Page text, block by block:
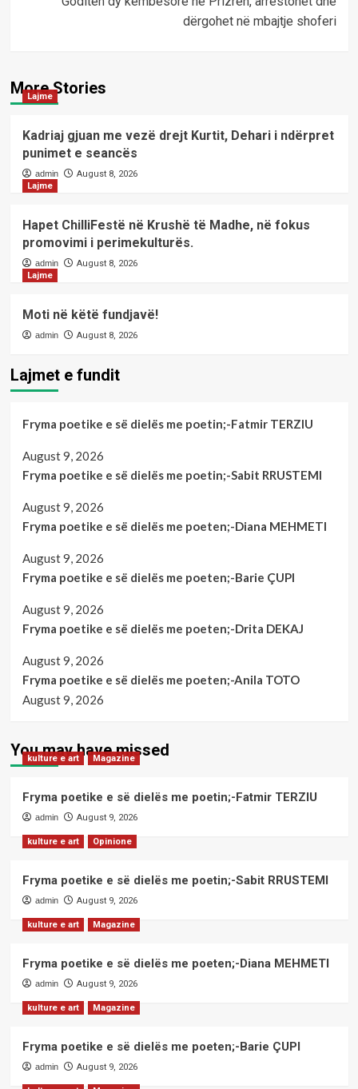
dërgohet në mbajtje shoferi
More Stories
Lajme
Kadriaj gjuan me vezë drejt Kurtit, Dehari i ndërpret
punimet e seancës
admin
August 8, 2026
Lajme
Hapet ChilliFestë në Krushë të Madhe, në fokus
promovimi i perimekulturës.
admin
August 8, 2026
Lajme
Moti në këtë fundjavë!
admin August 8, 2026
Lajmet e fundit
Fryma poetike e së dielës me poetin;-Fatmir TERZIU
August 9, 2026
Fryma poetike e së dielës me poetin;-Sabit RRUSTEMI
August 9, 2026
Fryma poetike e së dielës me poeten;-Diana MEHMETI
August 9, 2026
Fryma poetike e së dielës me poeten;-Barie ÇUPI
August 9, 2026
Fryma poetike e së dielës me poeten;-Drita DEKAJ
August 9, 2026
Fryma poetike e së dielës me poeten;-Anila TOTO
August 9, 2026
You may have missed
kulture e art Magazine
Fryma poetike e së dielës me poetin;-Fatmir TERZIU
admin August 9, 2026
kulture e art Opinione
Fryma poetike e së dielës me poetin;-Sabit RRUSTEMI
admin August 9, 2026
kulture e art Magazine
Fryma poetike e së dielës me poeten;-Diana MEHMETI
admin August 9, 2026
kulture e art Magazine
Fryma poetike e së dielës me poeten;-Barie ÇUPI
admin August 9, 2026